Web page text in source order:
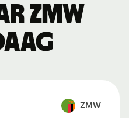
ZMW
ZMW